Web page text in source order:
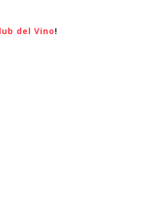
del Vino!